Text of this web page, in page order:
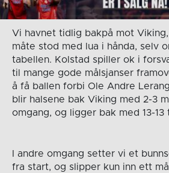
Vi havnet tidlig bakpå mot
måte stod med lua i hånda, selv
tabellen. Kolstad spiller ok i
til mange gode målsjanser
å få ballen forbi Ole Andre
blir halsene bak Viking med 2-3
omgang, og ligger bak med 13-13
I andre omgang setter vi et
fra start, og slipper kun inn ett